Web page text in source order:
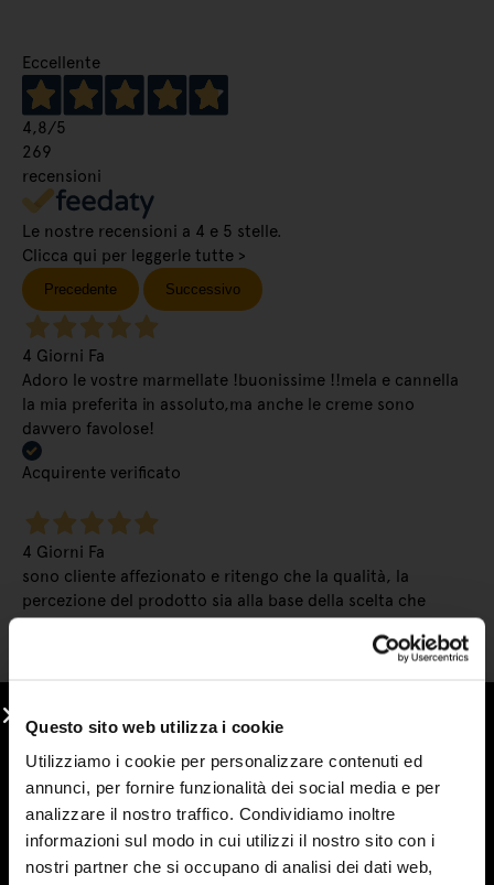
Questo sito web utilizza i cookie
Utilizziamo i cookie per personalizzare contenuti ed
annunci, per fornire funzionalità dei social media e per
analizzare il nostro traffico. Condividiamo inoltre
informazioni sul modo in cui utilizzi il nostro sito con i
nostri partner che si occupano di analisi dei dati web,
Eccellente
4,8/5
269
recensioni
Le nostre recensioni a 4 e 5 stelle.
Clicca qui per leggerle tutte >
Precedente Successivo
4 Giorni Fa
Adoro le vostre marmellate !buonissime !!mela e cannella
la mia preferita in assoluto,ma anche le creme sono
davvero favolose!
Acquirente verificato
4 Giorni Fa
sono cliente affezionato e ritengo che la qualità, la
percezione del prodotto sia alla base della scelta che
promozioni invitano e sono efficaci nel fidelizzare il cliente.
Acquirente verificato
6 Giorni Fa
Ho conosciuto le marmellate Stringhetto a una fiera con
bancarelle e non le ho più lasciate. Vera frutta e una
consistenza deliziosa. Le mie preferite sono arancia,